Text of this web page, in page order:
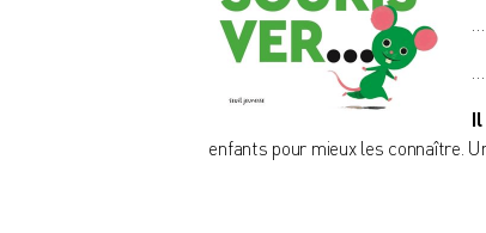
…
…
enfants pour mieux les connaître.